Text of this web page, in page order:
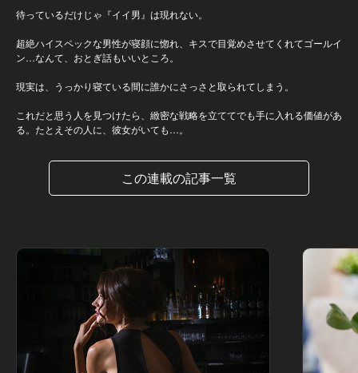
待っているだけじゃ『イイ男』は現れない。
超絶ハイスペックな男性が寝顔に惚れ、キスで目覚めさせてくれてゴールイ
ン…なんて、おとぎ話もいいところ。
現実は、うっかり寝ている間に誰かにさっさと取られてしまう。
これだと思う人を見つけたら、緻密な戦略を立ててでも手に入れる価値があ
る。たとえその人に、彼女がいても…。
この連載の記事一覧